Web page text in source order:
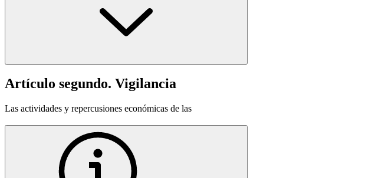
Artículo segundo. Vigilancia
Las actividades y repercusiones económicas de las